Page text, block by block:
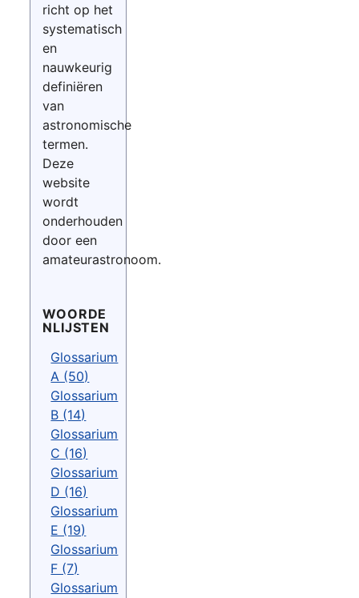
richt op het
systematisch
en
nauwkeurig
definiëren
van
astronomische
termen.
Deze
website
wordt
onderhouden
door een
amateurastronoom.
WOORDE
NLIJSTEN
Glossarium
A (50)
Glossarium
B (14)
Glossarium
C (16)
Glossarium
D (16)
Glossarium
E (19)
Glossarium
F (7)
Glossarium